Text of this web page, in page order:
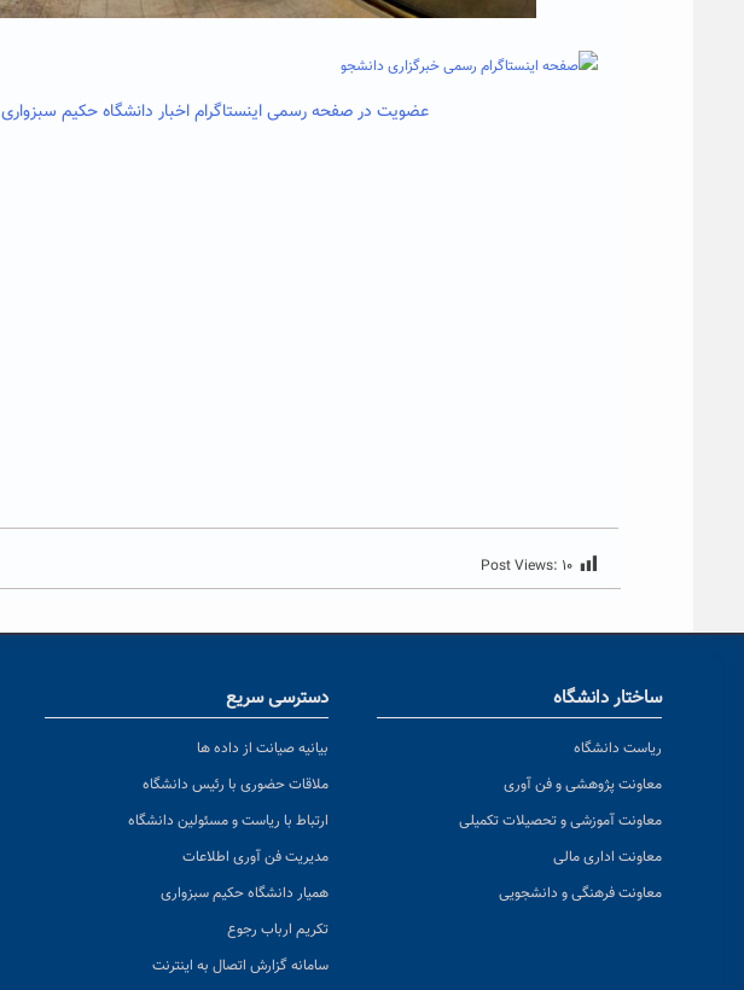
عضویت در صفحه رسمی اینستاگرام اخبار دانشگاه حکیم سبزواری
Post Views: ۱۰
ساختار دانشگاه
ریاست دانشگاه
معاونت پژوهشی و فن آوری
معاونت آموزشی و تحصیلات تکمیلی
معاونت اداری مالی
معاونت فرهنگی و دانشجویی
دسترسی سریع
بیانیه صیانت از داده ها
ملاقات حضوری با رئیس دانشگاه
ارتباط با ریاست و مسئولین دانشگاه
مدیریت فن آوری اطلاعات
همیار دانشگاه حکیم سبزواری
تکریم ارباب رجوع
سامانه گزارش اتصال به اینترنت